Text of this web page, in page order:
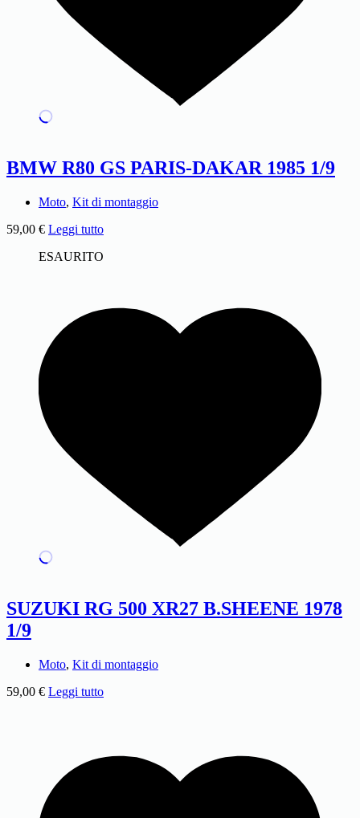
BMW R80 GS PARIS-DAKAR 1985 1/9
Moto, Kit di montaggio
59,00 € Leggi tutto
ESAURITO
SUZUKI RG 500 XR27 B.SHEENE 1978
1/9
Moto, Kit di montaggio
59,00 € Leggi tutto